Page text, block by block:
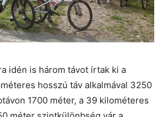
idén is három távot írtak ki a
hosszú táv alkalmával 3250
1700 méter, a 39 kilométeres